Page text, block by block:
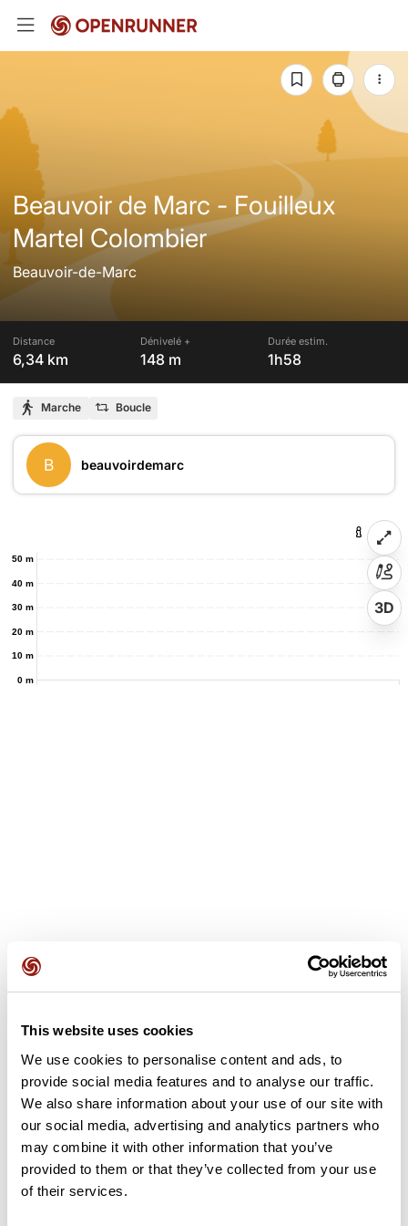
This website uses cookies
We use cookies to personalise content and ads, to
provide social media features and to analyse our traffic.
We also share information about your use of our site with
our social media, advertising and analytics partners who
may combine it with other information that you’ve
provided to them or that they’ve collected from your use
of their services.
Beauvoir de Marc - Fouilleux
Martel Colombier
Beauvoir-de-Marc
Distance
6,34 km
Dénivelé +
148 m
Durée estim.
1h58
Marche Boucle
B beauvoirdemarc
0 m
10 m
20 m
30 m
40 m
50 m
3D
Avis des utilisateurs
Soyez le premier à ajouter un avis !
Ajouter un avis
Résumé